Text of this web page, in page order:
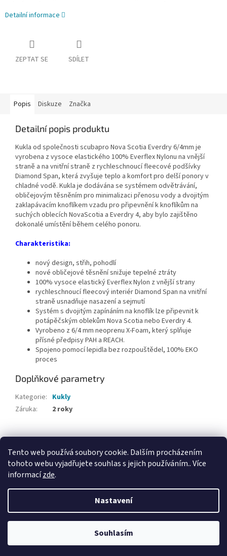
Tento web používá soubory cookie. Dalším procházením
tohoto webu vyjadřujete souhlas s jejich používáním.. Více
informacízde.
Nastavení
Souhlasím
Detailní informace
ZEPTAT SE SDÍLET
Popis Diskuze Značka
Detailní popis produktu
Kukla od společnosti scubapro Nova Scotia Everdry 6/4mm je
vyrobena z vysoce elastického 100% Everflex Nylonu na vnější
straně a na vnitřní straně z rychleschnoucí fleecové podšívky
Diamond Span, která zvyšuje teplo a komfort pro delší ponory v
chladné vodě. Kukla je dodávána se systémem odvětrávání,
obličejovým těsněním pro minimalizaci přenosu vody a dvojitým
zaklapávacím knoflíkem vzadu pro připevnění k knoflíkům na
suchých oblecích NovaScotia a Everdry 4, aby bylo zajištěno
dokonalé umístění během celého ponoru.
Charakteristika:
nový design, střih, pohodlí
nové obličejové těsnění snižuje tepelné ztráty
100% vysoce elastický Everflex Nylon z vnější strany
rychleschnoucí fleecový interiér Diamond Span na vnitřní
straně usnadňuje nasazení a sejmutí
Systém s dvojitým zapínáním na knoflík lze připevnit k
potápěčským oblekům Nova Scotia nebo Everdry 4.
Vyrobeno z 6/4 mm neoprenu X-Foam, který splňuje
přísné předpisy PAH a REACH.
Spojeno pomocí lepidla bez rozpouštědel, 100% EKO
proces
Doplňkové parametry
Kategorie: Kukly
Záruka: 2 roky
Z
Webové stránky Divecentra CZ
Vytvořil Shoptet
Divecentrum CZ. Všechna práva vyhrazena.